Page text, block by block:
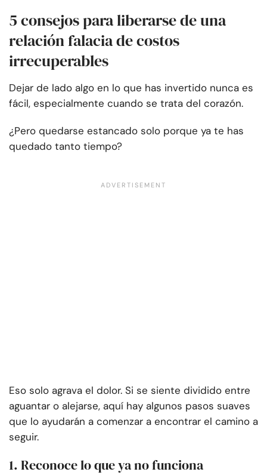
5 consejos para liberarse de una
relación falacia de costos
irrecuperables
Dejar de lado algo en lo que has invertido nunca es
fácil, especialmente cuando se trata del corazón.
¿Pero quedarse estancado solo porque ya te has
quedado tanto tiempo?
Eso solo agrava el dolor. Si se siente dividido entre
aguantar o alejarse, aquí hay algunos pasos suaves
que lo ayudarán a comenzar a encontrar el camino a
seguir.
1. Reconoce lo que ya no funciona